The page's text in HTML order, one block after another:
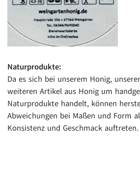
Naturprodukte:
Da es sich bei unserem Honig,
weiteren Artikel aus Honig um
Naturprodukte handelt, können
Abweichungen bei Maßen und Form
Konsistenz und Geschmack auftreten.